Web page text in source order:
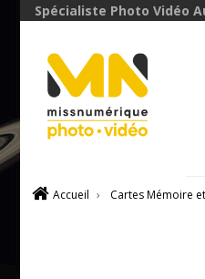
Spécialiste Photo Vidéo
Accueil › Cartes Mémoire